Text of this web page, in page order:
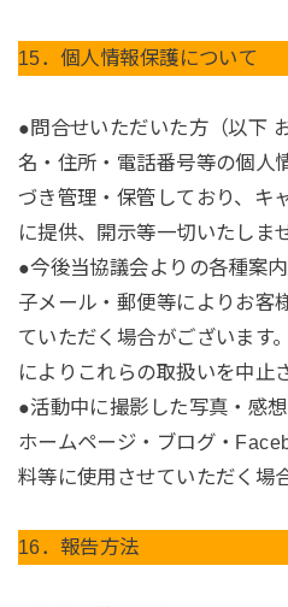
15．個人情報保護について
●問合せいただいた方（以下
名・住所・電話番号等の個人
づき管理・保管しており、キ
に提供、開示等一切いたしま
●今後当協議会よりの各種案
子メール・郵便等によりお客
ていただく場合がございます
によりこれらの取扱いを中止
●活動中に撮影した写真・感
ホームページ・ブログ・
料等に使用させていただく場
16．報告方法